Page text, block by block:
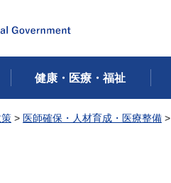
健康・医療・福祉
> 医師確保・人材育成・医療整備 >